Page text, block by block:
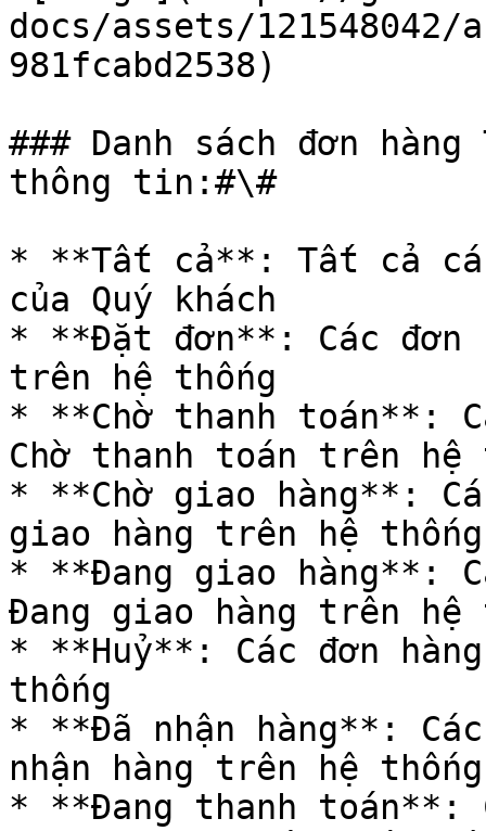
docs/assets/121548042/
981fcabd2538)
### Danh sách đơn
thông tin:#\#
* **Tất cả**: Tất cả
của Quý khách
* **Đặt đơn**: Các
trên hệ thống
* **Chờ thanh toán**:
Chờ thanh toán trên hệ
* **Chờ giao hàng**:
giao hàng trên hệ thống
* **Đang giao hàng**:
Đang giao hàng trên hệ
* **Huỷ**: Các đơn
thống
* **Đã nhận hàng**:
nhận hàng trên hệ thống
* **Đang thanh toán**: